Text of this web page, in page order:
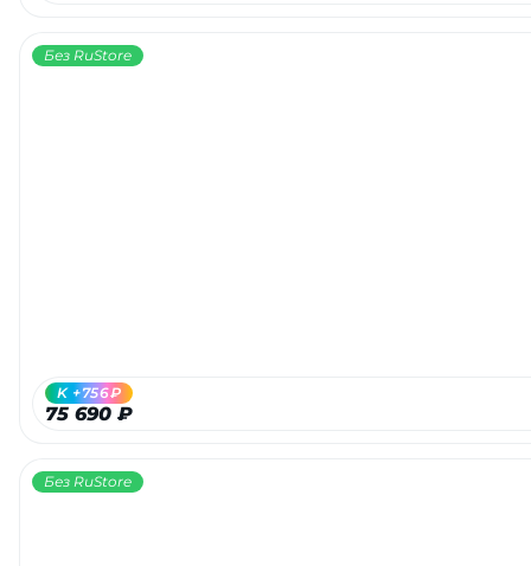
Без RuStore
75 690 ₽
K +756₽
Без RuStore